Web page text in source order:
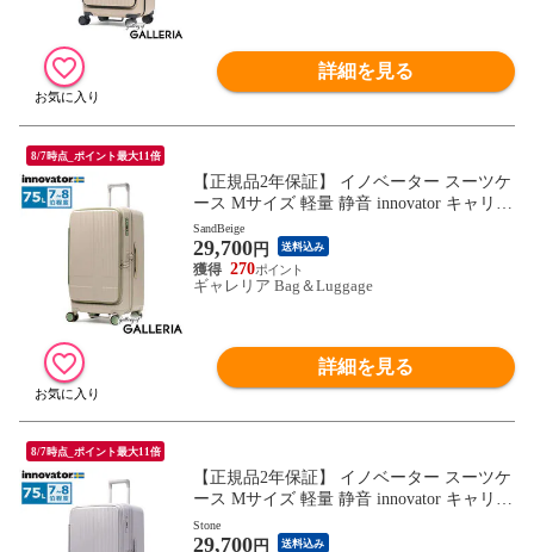
詳細を見る
8/7時点_ポイント最大11倍
【正規品2年保証】 イノベーター スーツケ
ース Mサイズ 軽量 静音 innovator キャリー
ケース ストッパー付き キャスターロック
マット おしゃれ ブランド 大きめ 7泊 8泊
Extreme Journey 75L Middle INV650DOR
SandBeige
29,700円 送料込み
270
ギャレリア Bag＆Luggage
詳細を見る
8/7時点_ポイント最大11倍
【正規品2年保証】 イノベーター スーツケ
ース Mサイズ 軽量 静音 innovator キャリー
ケース ストッパー付き キャスターロック
マット おしゃれ ブランド 大きめ 7泊 8泊
Stone
29,700円 送料込み